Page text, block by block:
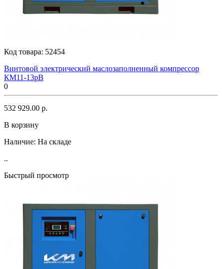
Код товара: 52454
Винтовой электрический маслозаполненный компрессор
КМ11-13рВ
0
532 929.00 р.
В корзину
Наличие: На складе
..
Быстрый просмотр